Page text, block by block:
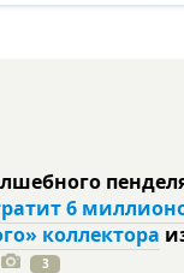
6
коллектора
3